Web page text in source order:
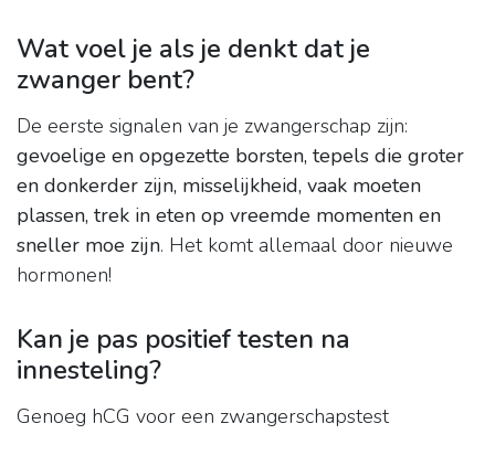
Wat voel je als je denkt dat je
zwanger bent?
De eerste signalen van je zwangerschap zijn:
gevoelige en opgezette borsten, tepels die groter
en donkerder zijn, misselijkheid, vaak moeten
plassen, trek in eten op vreemde momenten en
sneller moe zijn. Het komt allemaal door nieuwe
hormonen!
Kan je pas positief testen na
innesteling?
Genoeg hCG voor een zwangerschapstest